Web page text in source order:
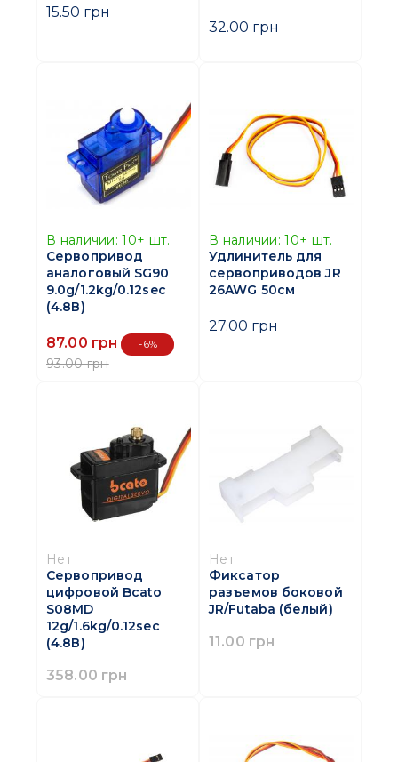
15.50 грн
32.00 грн
В наличии: 10+ шт.
Сервопривод
аналоговый SG90
9.0g/1.2kg/0.12sec
(4.8В)
87.00 грн -6%
93.00 грн
В наличии: 10+ шт.
Удлинитель для
сервоприводов JR
26AWG 50см
27.00 грн
Нет
Сервопривод
цифровой Bcato
S08MD
12g/1.6kg/0.12sec
(4.8В)
358.00 грн
Нет
Фиксатор
разъемов боковой
JR/Futaba (белый)
11.00 грн